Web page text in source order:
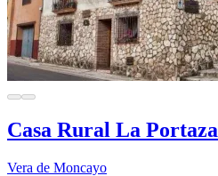
Casa Rural La Portaza
Vera de Moncayo